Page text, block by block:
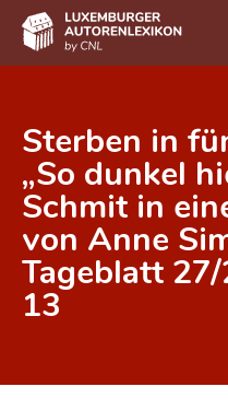
DE FR
Home
Autor(inn)en A-Z
Erweiterte Suche
CNL
Sterben in
„So dunkel
Schmit in
von Anne
Tageblatt
13